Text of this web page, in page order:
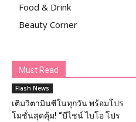
Food & Drink
Beauty Corner
Must Read
Flash News
เติมวิตามินซีในทุกวัน พร้อมโปร
โมชั่นสุดคุ้ม! “บีไชน์ ไบโอ โปร